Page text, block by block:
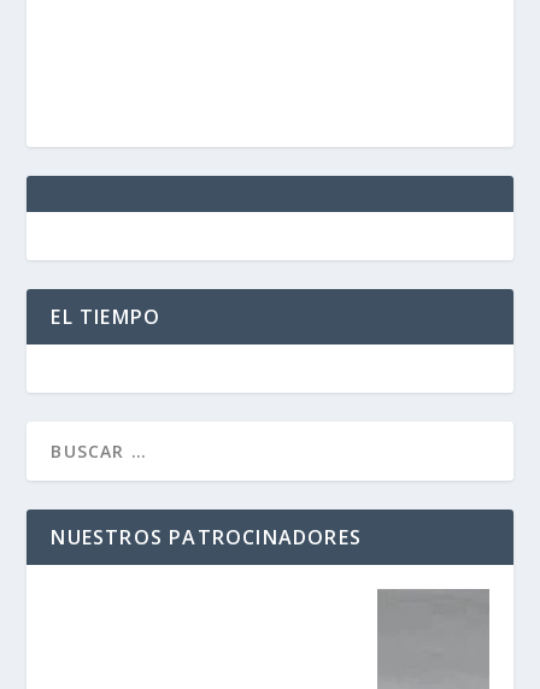
EL TIEMPO
NUESTROS PATROCINADORES